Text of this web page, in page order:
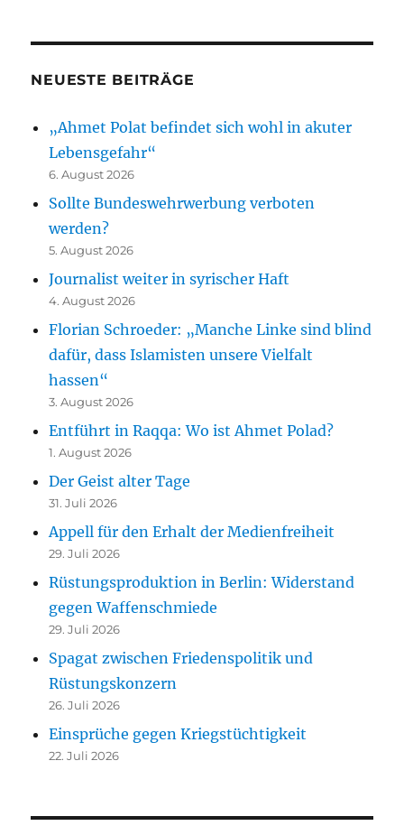
NEUESTE BEITRÄGE
„Ahmet Polat befindet sich wohl in akuter
Lebensgefahr“
6. August 2026
Sollte Bundeswehrwerbung verboten
werden?
5. August 2026
Journalist weiter in syrischer Haft
4. August 2026
Florian Schroeder: „Manche Linke sind blind
dafür, dass Islamisten unsere Vielfalt
hassen“
3. August 2026
Entführt in Raqqa: Wo ist Ahmet Polad?
1. August 2026
Der Geist alter Tage
31. Juli 2026
Appell für den Erhalt der Medienfreiheit
29. Juli 2026
Rüstungsproduktion in Berlin: Widerstand
gegen Waffenschmiede
29. Juli 2026
Spagat zwischen Friedenspolitik und
Rüstungskonzern
26. Juli 2026
Einsprüche gegen Kriegstüchtigkeit
22. Juli 2026